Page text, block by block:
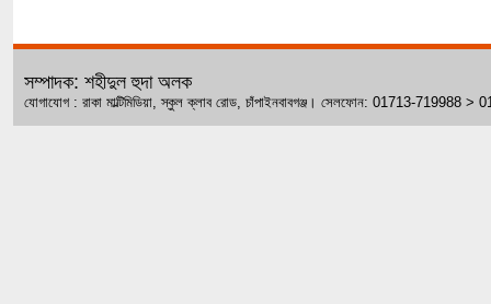
সম্পাদক: শহীদুল হুদা অলক
যোগাযোগ : রাকা মাল্টিমিডিয়া, স্কুল ক্লাব রোড, চাঁপাইনবাবগঞ্জ। সেলফোন: 01713-